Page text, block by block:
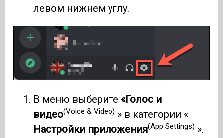
левом нижнем углу.
В меню выберите «Голос и
видео(Voice & Video) » в категории «
Настройки приложения(App Settings) ».